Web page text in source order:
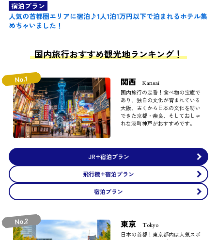
宿泊プラン
人気の首都圏エリアに宿泊♪1人1泊1万円以下で泊まれるホテル集
めちゃいました！
国内旅行おすすめ観光地ランキング！
No.1 関西 Kansai
国内旅行の定番！食べ物の宝庫で
あり、独自の文化が育まれている
大阪、古くから日本の文化を紡い
できた京都・奈良、そしておしゃ
れな港町神戸がおすすめです。
JR+宿泊プラン
飛行機+宿泊プラン
宿泊プラン
No.2 東京 Tokyo
日本の首都！東京都内は人気スポ